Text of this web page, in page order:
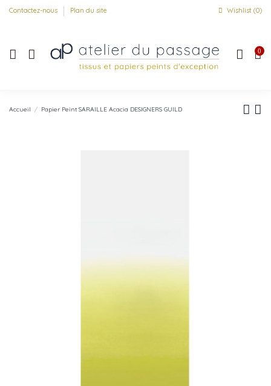
Contactez-nous Plan du site Wishlist (0)
0
Accueil Papier Peint SARAILLE Acacia DESIGNERS GUILD